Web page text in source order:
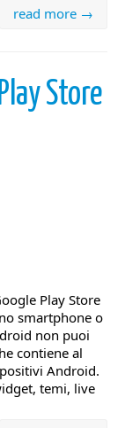
read more →
Store
Play Store
smartphone o
non puoi
contiene al
Android.
temi, live